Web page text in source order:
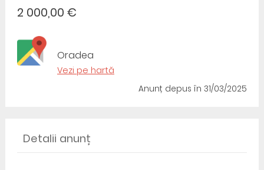
2 000,00 €
Oradea
Vezi pe hartă
Anunț depusîn 31/03/2025
Detalii anunț